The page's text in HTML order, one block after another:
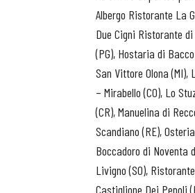
Albergo Ristorante La
Due Cigni Ristorante di
(PG), Hostaria di
San Vittore Olona
– Mirabello (CO), Lo
(CR), Manuelina di
Scandiano (RE),
Boccadoro di Noventa
Livigno (SO),
Castiglione Dei Pepoli